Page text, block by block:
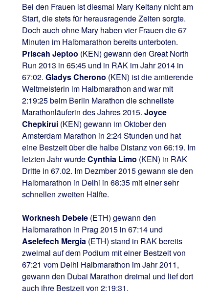
Bei den Frauen ist diesmal Mary Keitany nicht am
Start, die stets für herausragende Zeiten sorgte.
Doch auch ohne Mary haben vier Frauen die 67
Minuten im Halbmarathon bereits unterboten.
Priscah Jeptoo (KEN) gewann den Great North
Run 2013 in 65:45 und in RAK im Jahr 2014 in
67:02. Gladys Cherono (KEN) ist die amtierende
Weltmeisterin im Halbmarathon and war mit
2:19:25 beim Berlin Marathon die schnellste
Marathonläuferin des Jahres 2015. Joyce
Chepkirui(KEN) gewann im Oktober den
Amsterdam Marathon in 2:24 Stunden und hat
eine Bestzeit über die halbe Distanz von 66:19. Im
letzten Jahr wurdeCynthia Limo (KEN) in RAK
Dritte in 67.02. Im Dezmber 2015 gewann sie den
Halbmarathon in Delhi in 68:35 mit einer sehr
schnellen zweiten Hälfte.
Worknesh Debele(ETH) gewann den
Halbmarathon in Prag 2015 in 67:14 und
Aselefech Mergia (ETH) stand in RAK bereits
zweimal auf dem Podium mit einer Bestzeit von
67:21 vom Delhi Halbmarathon im Jahr 2011,
gewann den Dubai Marathon dreimal und lief dort
auch ihre Bestzeit von 2:19:31.